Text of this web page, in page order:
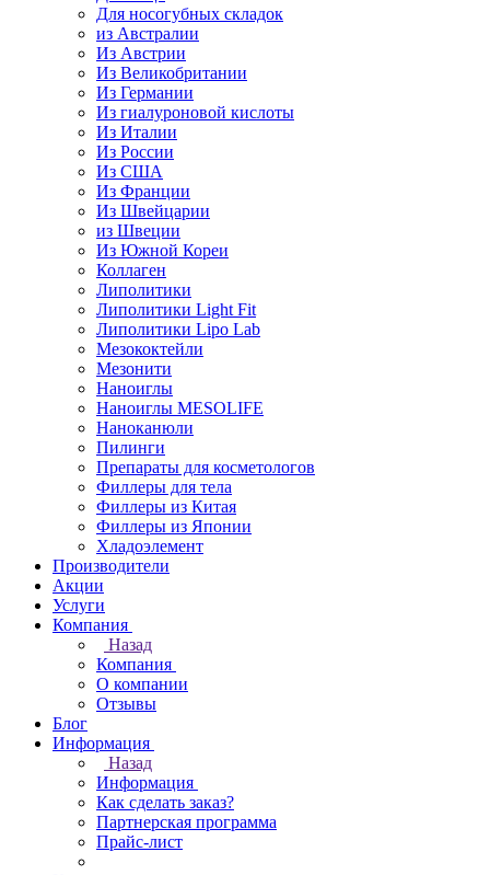
Для носогубных складок
из Австралии
Из Австрии
Из Великобритании
Из Германии
Из гиалуроновой кислоты
Из Италии
Из России
Из США
Из Франции
Из Швейцарии
из Швеции
Из Южной Кореи
Коллаген
Липолитики
Липолитики Light Fit
Липолитики Lipo Lab
Мезококтейли
Мезонити
Наноиглы
Наноиглы MESOLIFE
Наноканюли
Пилинги
Препараты для косметологов
Филлеры для тела
Филлеры из Китая
Филлеры из Японии
Хладоэлемент
Производители
Акции
Услуги
Компания
Назад
Компания
О компании
Отзывы
Блог
Информация
Назад
Информация
Как сделать заказ?
Партнерская программа
Прайс-лист